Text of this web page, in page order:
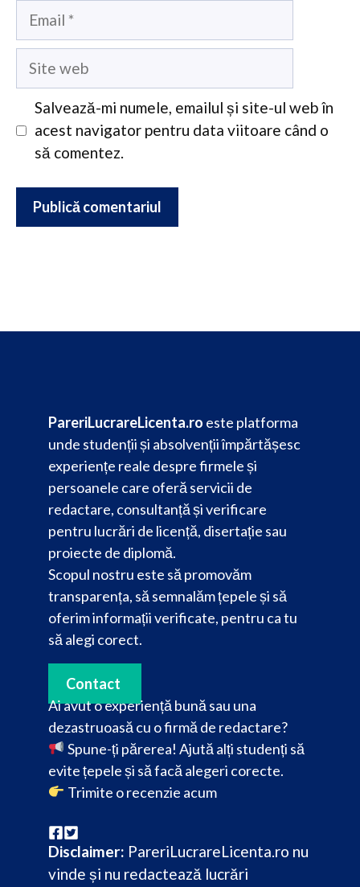
Email
Site
Salvează-mi numele, emailul și site-ul web în
acest navigator pentru data viitoare când o
să comentez.
PareriLucrareLicenta.ro este platforma
unde studenții și absolvenții împărtășesc
experiențe reale despre firmele și
persoanele care oferă servicii de
redactare, consultanță și verificare
pentru lucrări de licență, disertație sau
proiecte de diplomă.
Scopul nostru este să promovăm
transparența, să semnalăm țepele și să
oferim informații verificate, pentru ca tu
să alegi corect.
Contact
Ai avut o experiență bună sau una
dezastruoasă cu o firmă de redactare?
Spune-ți părerea! Ajută alți studenți să
evite țepele și să facă alegeri corecte.
Trimite o recenzie acum
Disclaimer: PareriLucrareLicenta.ro nu
vinde și nu redactează lucrări